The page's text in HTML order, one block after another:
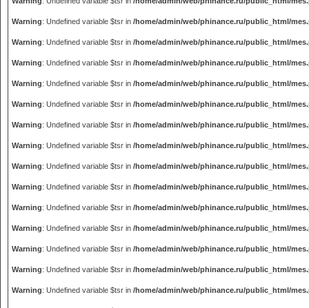
Warning: Undefined variable $tsr in /home/admin/web/phinance.ru/public_html/
Warning: Undefined variable $tsr in /home/admin/web/phinance.ru/public_html/
Warning: Undefined variable $tsr in /home/admin/web/phinance.ru/public_html/
Warning: Undefined variable $tsr in /home/admin/web/phinance.ru/public_html/
Warning: Undefined variable $tsr in /home/admin/web/phinance.ru/public_html/
Warning: Undefined variable $tsr in /home/admin/web/phinance.ru/public_html/
Warning: Undefined variable $tsr in /home/admin/web/phinance.ru/public_html/
Warning: Undefined variable $tsr in /home/admin/web/phinance.ru/public_html/
Warning: Undefined variable $tsr in /home/admin/web/phinance.ru/public_html/
Warning: Undefined variable $tsr in /home/admin/web/phinance.ru/public_html/
Warning: Undefined variable $tsr in /home/admin/web/phinance.ru/public_html/
Warning: Undefined variable $tsr in /home/admin/web/phinance.ru/public_html/
Warning: Undefined variable $tsr in /home/admin/web/phinance.ru/public_html/
Warning: Undefined variable $tsr in /home/admin/web/phinance.ru/public_html/